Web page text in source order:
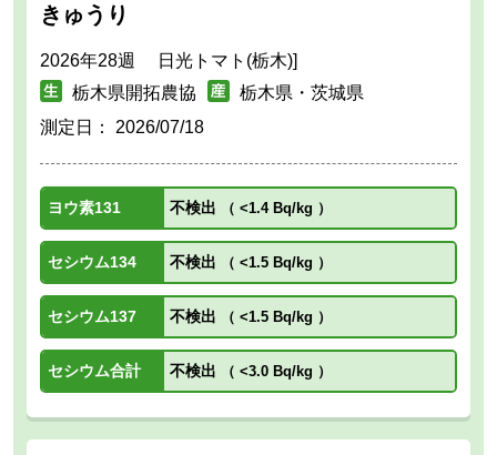
きゅうり
2026年28週 日光トマト(栃木)]
栃木県開拓農協
栃木県・茨城県
測定日： 2026/07/18
ヨウ素131 不検出 （ <1.4 Bq/kg ）
セシウム134 不検出 （ <1.5 Bq/kg ）
セシウム137 不検出 （ <1.5 Bq/kg ）
セシウム合計 不検出 （ <3.0 Bq/kg ）